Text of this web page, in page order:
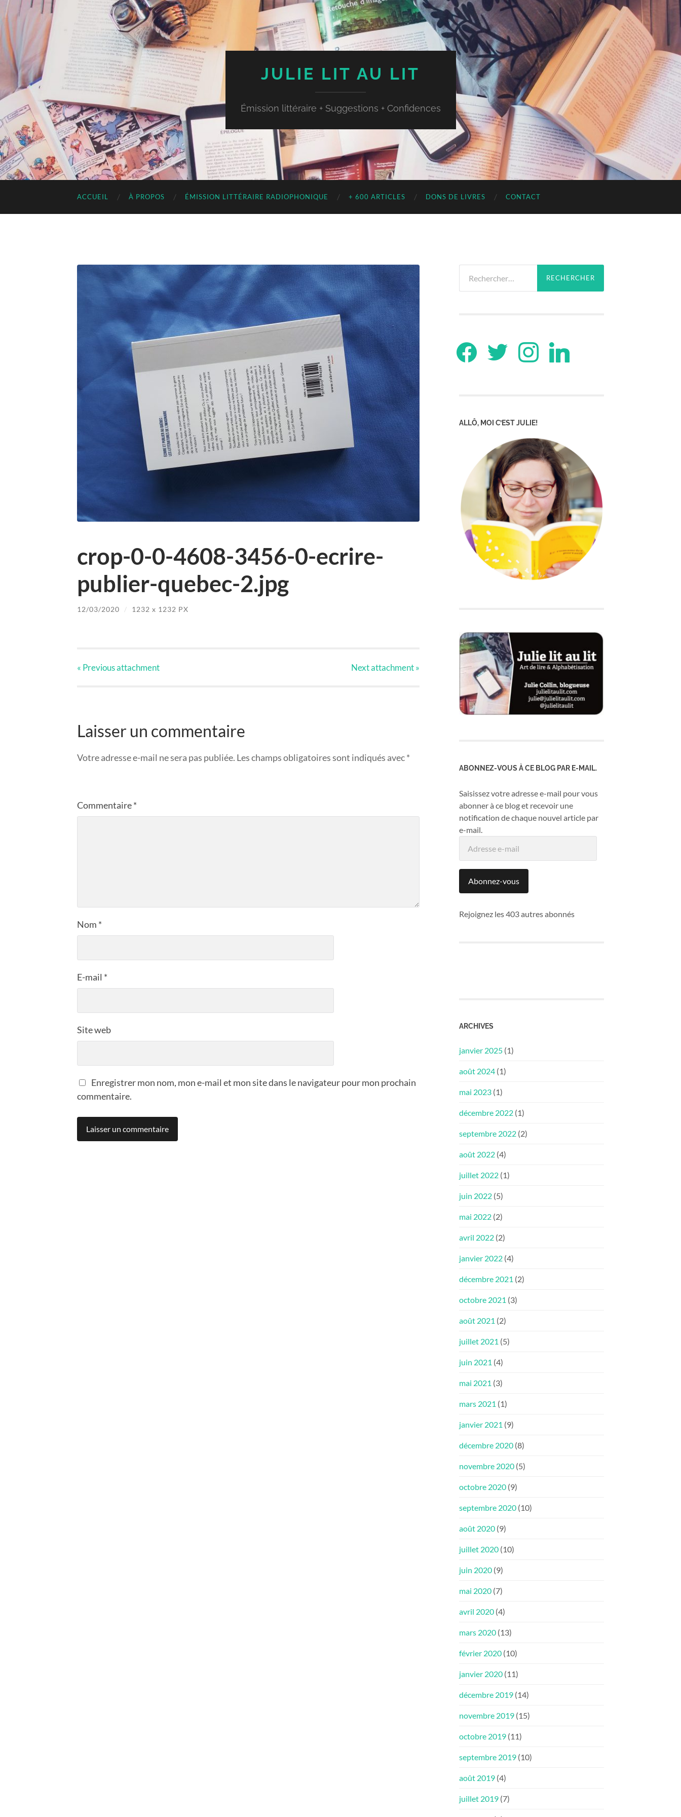
JULIE LIT AU LIT
Émission littéraire + Suggestions + Confidences
ACCUEIL À PROPOS ÉMISSION LITTÉRAIRE RADIOPHONIQUE + 600 ARTICLES DONS DE LIVRES CONTACT
crop-0-0-4608-3456-0-ecrire-
publier-quebec-2.jpg
12/03/2020 / 1232 x 1232 PX
« Previousattachment Nextattachment»
Laisser un commentaire
Votre adresse e-mail ne sera pas publiée. Les champs obligatoires sont indiqués avec*
Commentaire*
Nom *
E-mail *
Site web
Enregistrer mon nom, mon e-mail et mon site dans le navigateur pour mon prochain
commentaire.
facebook twitter instagramlinkedin
ALLÔ, MOI C’EST JULIE!
ABONNEZ-VOUS À CE BLOG PAR E-MAIL.
Saisissez votre adresse e-mail pour vous
abonner à ce blog et recevoir une
notification de chaque nouvel article par
e-mail.
Abonnez-vous
Rejoignez les 403 autres abonnés
ARCHIVES
janvier 2025 (1)
août 2024 (1)
mai 2023 (1)
décembre 2022 (1)
septembre 2022 (2)
août 2022 (4)
juillet 2022 (1)
juin 2022 (5)
mai 2022 (2)
avril 2022 (2)
janvier 2022 (4)
décembre 2021 (2)
octobre 2021 (3)
août 2021 (2)
juillet 2021 (5)
juin 2021 (4)
mai 2021 (3)
mars 2021 (1)
janvier 2021 (9)
décembre 2020 (8)
novembre 2020 (5)
octobre 2020 (9)
septembre 2020 (10)
août 2020 (9)
juillet 2020 (10)
juin 2020 (9)
mai 2020 (7)
avril 2020 (4)
mars 2020 (13)
février 2020 (10)
janvier 2020 (11)
décembre 2019 (14)
novembre 2019 (15)
octobre 2019 (11)
septembre 2019 (10)
août 2019 (4)
juillet 2019 (7)